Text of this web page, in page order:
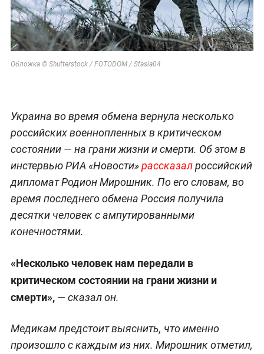
Обложка © Shutterstock / FOTODOM / Stasia04
Украина во время обмена вернула несколько
российских военнопленных в критическом
состоянии — на грани жизни и смерти. Об этом в
инстервью РИА «Новости»рассказалроссийский
дипломат Родион Мирошник. По его словам, во
время последнего обмена Россия получила
десятки человек с ампутированными
конечностями.
«Несколько человек нам передали в
критическом состоянии на грани жизни и
смерти»,— сказал он.
Медикам предстоит выяснить, что именно
произошло с каждым из них. Мирошник отметил,